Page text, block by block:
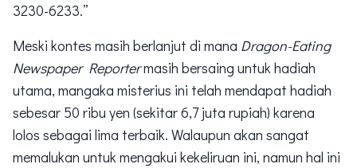
3230-6233.”
Meski kontes masih berlanjut di mana Dragon-Eating
Newspaper Reportermasih bersaing untuk hadiah
utama, mangaka misterius ini telah mendapat hadiah
sebesar 50 ribu yen (sekitar 6,7 juta rupiah) karena
lolos sebagai lima terbaik. Walaupun akan sangat
memalukan untuk mengakui kekeliruan ini, namun hal ini